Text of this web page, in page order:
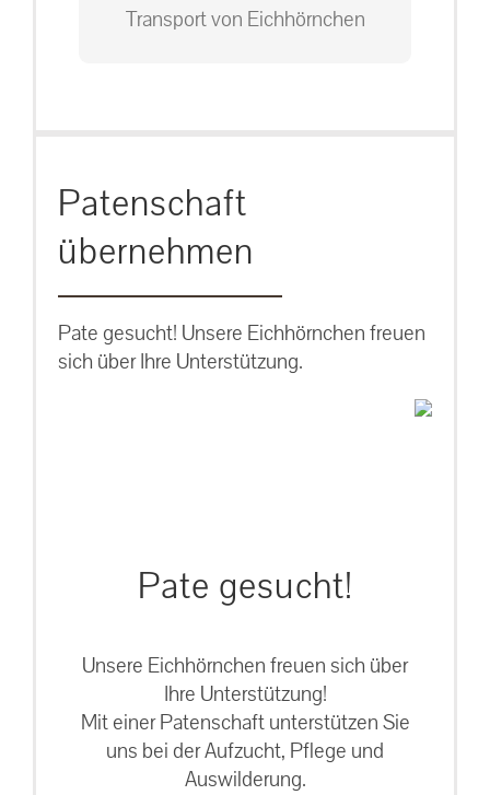
Transport von Eichhörnchen
auf: 0162-7909946
Patenschaft
übernehmen
Pate gesucht! Unsere Eichhörnchen freuen
sich über Ihre Unterstützung.
Pate gesucht!
Unsere Eichhörnchen freuen sich über
Ihre Unterstützung!
Mit einer Patenschaft unterstützen Sie
uns bei der Aufzucht, Pflege und
Auswilderung.